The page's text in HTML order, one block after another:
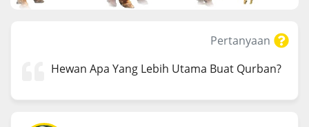
Pertanyaan
Hewan Apa Yang Lebih Utama Buat Qurban?